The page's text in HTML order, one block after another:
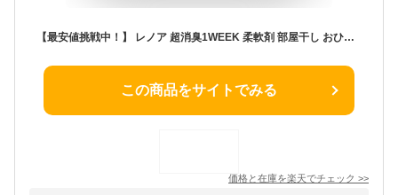
【最安値挑戦中！】 レノア 超消臭1WEEK 柔軟剤 部屋干し おひさまの香り 詰め替え 1900mL×2袋
この商品をサイトでみる
価格と在庫を楽天でチェック >>